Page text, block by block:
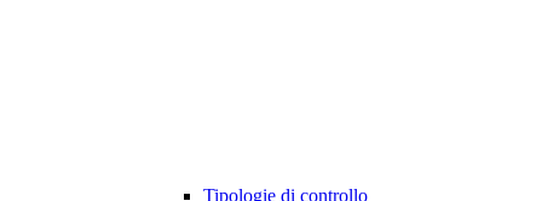
Tipologie di controllo